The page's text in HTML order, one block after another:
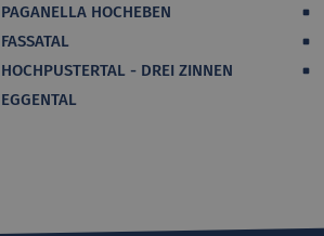
PAGANELLA HOCHEBEN
FASSATAL
HOCHPUSTERTAL - DREI ZINNEN
EGGENTAL